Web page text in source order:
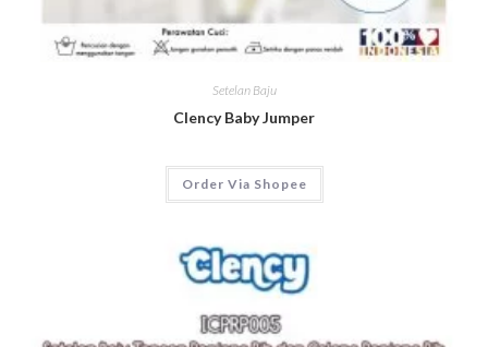
Setelan Baju
Clency Baby Jumper
Order Via Shopee